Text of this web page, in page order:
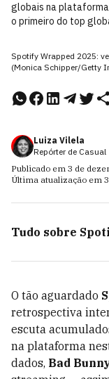
globais na
o primeiro do top
Spotify Wrapped 2025:
(Monica Schipper/Getty
Luiza Vilela
Repórter de Casual
Publicado em 3 de
Última atualização em
Tudo sobre
O tão aguardado
retrospectiva
escuta
na plataforma
dados, Bad